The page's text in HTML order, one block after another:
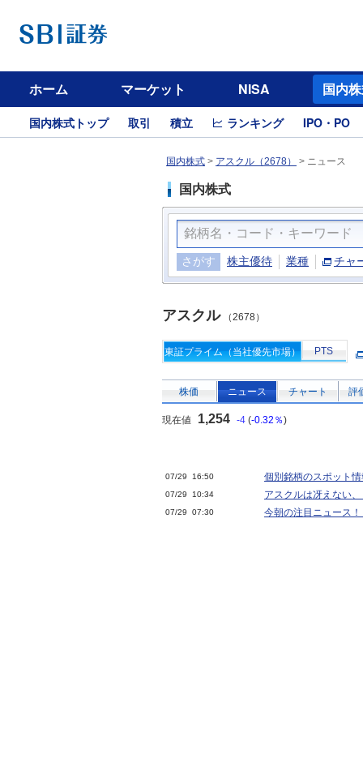
ホーム マーケット NISA 国内
国内株式トップ 取引 積立 ランキング IPO・PO
国内株式 > アスクル（2678） > ニュース
国内株式
さがす 株主優待 業種 チャ
アスクル（2678）
東証プライム（当社優先市場） PTS
株価 ニュース チャート 評
現在値 1,254 -4 (-0.32％)
07/29 16:50 個別銘柄のスポット
07/29 10:34 アスクルは冴えない
07/29 07:30 今朝の注目ニュース